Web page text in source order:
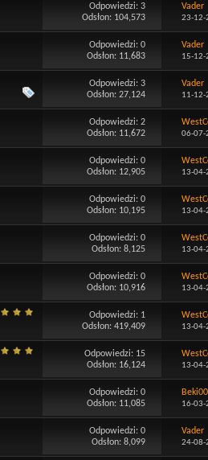
Odpowiedzi:3
Odsłon: 104,573
Vader
23-12-
Odpowiedzi:0
Odsłon: 11,683
Vader
15-12-
Odpowiedzi:3
Odsłon: 27,124
Vader
11-12-
Odpowiedzi:2
Odsłon: 11,672
06-07-
Odpowiedzi:0
Odsłon: 12,905
13-04-
Odpowiedzi:0
Odsłon: 10,195
13-04-
Odpowiedzi:0
Odsłon: 8,125
13-04-
Odpowiedzi:0
Odsłon: 10,916
13-04-
Odpowiedzi: 1
Odsłon: 419,409
13-04-
Odpowiedzi: 15
Odsłon: 16,124
13-04-
Odpowiedzi:0
Odsłon: 11,085
16-03-
Odpowiedzi:0
Odsłon: 8,099
Vader
24-08-